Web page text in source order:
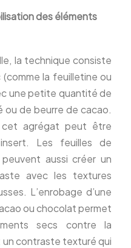
des éléments
la technique consiste
(comme la feuilletine ou
une petite quantité de
de beurre de cacao.
cet agrégat peut être
Les feuilles de
aussi créer un
avec les textures
L’enrobage d’une
ou chocolat permet
secs contre la
un contraste texturé qui